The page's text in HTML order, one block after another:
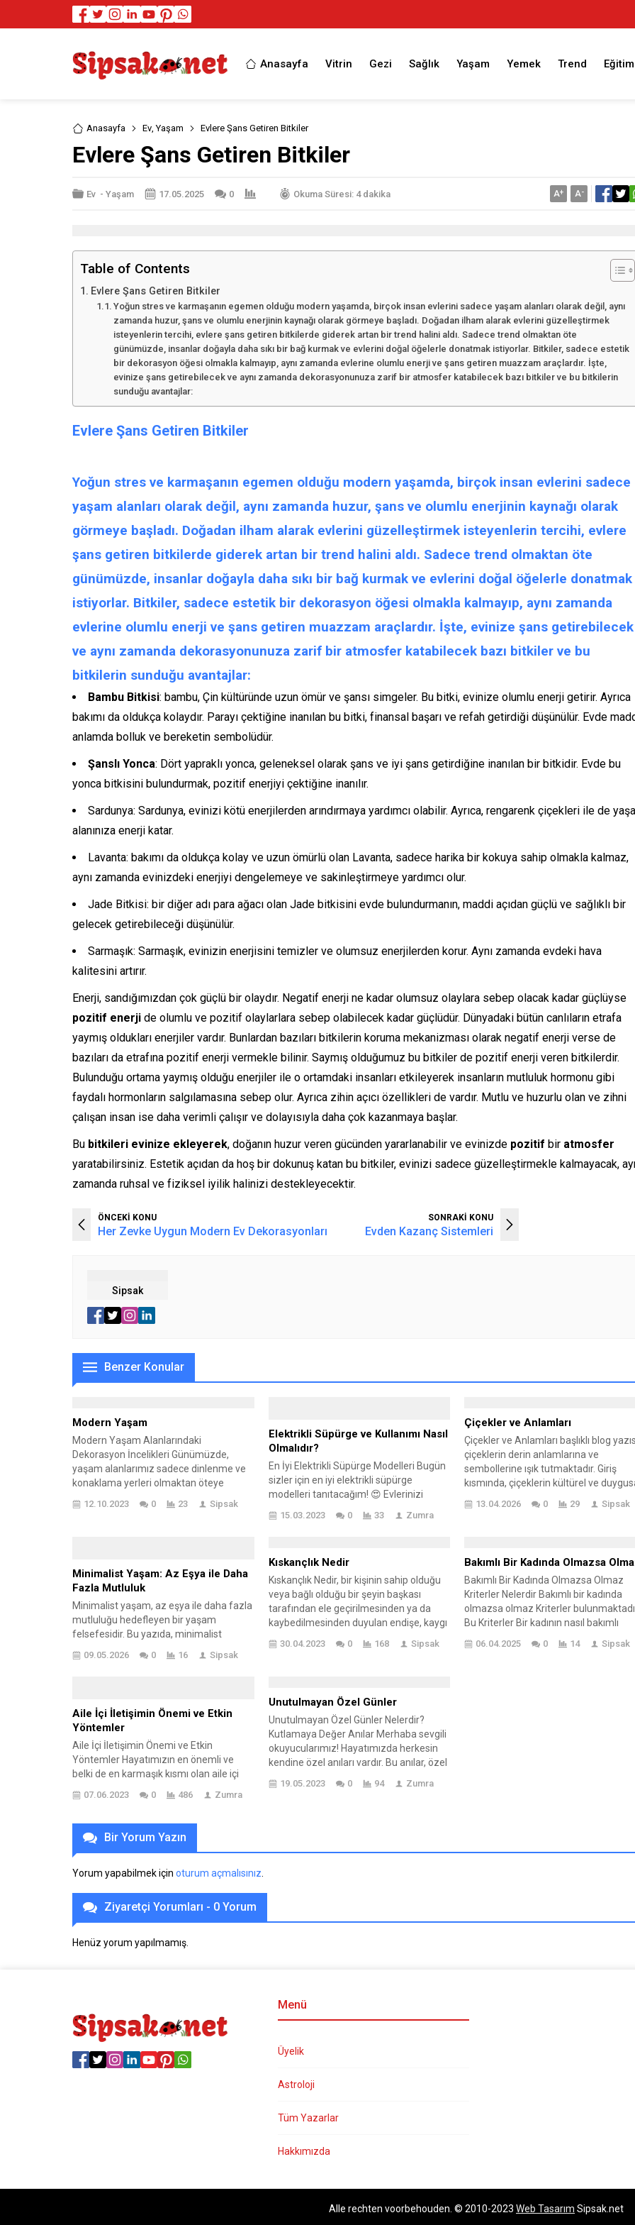
Anasayfa Vitrin Gezi Sağlık Yaşam Yemek Trend Eğitim
Anasayfa Ev,Yaşam Evlere Şans Getiren Bitkiler
Evlere Şans Getiren Bitkiler
Ev - Yaşam 17.05.2025 0 Okuma Süresi: 4 dakika A+ A-
Table of Contents
Evlere Şans Getiren Bitkiler
Yoğun stres ve karmaşanın egemen olduğu modern yaşamda, birçok insan evlerini sadece yaşam alanları olarak değil, aynı
zamanda huzur, şans ve olumlu enerjinin kaynağı olarak görmeye başladı. Doğadan ilham alarak evlerini güzelleştirmek
isteyenlerin tercihi, evlere şans getiren bitkilerde giderek artan bir trend halini aldı. Sadece trend olmaktan öte
günümüzde, insanlar doğayla daha sıkı bir bağ kurmak ve evlerini doğal öğelerle donatmak istiyorlar. Bitkiler, sadece estetik
bir dekorasyon öğesi olmakla kalmayıp, aynı zamanda evlerine olumlu enerji ve şans getiren muazzam araçlardır. İşte,
evinize şans getirebilecek ve aynı zamanda dekorasyonunuza zarif bir atmosfer katabilecek bazı bitkiler ve bu bitkilerin
sunduğu avantajlar:
Evlere Şans Getiren Bitkiler
Yoğun stres ve karmaşanın egemen olduğu modern yaşamda, birçok insan evlerini sadece
yaşam alanları olarak değil, aynı zamanda huzur, şans ve olumlu enerjinin kaynağı olarak
görmeye başladı. Doğadan ilham alarak evlerini güzelleştirmek isteyenlerin tercihi, evlere
şans getiren bitkilerde giderek artan bir trend halini aldı. Sadece trend olmaktan öte
günümüzde, insanlar doğayla daha sıkı bir bağ kurmak ve evlerini doğal öğelerle donatmak
istiyorlar. Bitkiler, sadece estetik bir dekorasyon öğesi olmakla kalmayıp, aynı zamanda
evlerine olumlu enerji ve şans getiren muazzam araçlardır. İşte, evinize şans getirebilecek
ve aynı zamanda dekorasyonunuza zarif bir atmosfer katabilecek bazı bitkiler ve bu
bitkilerin sunduğu avantajlar:
Bambu Bitkisi: bambu, Çin kültüründe uzun ömür ve şansı simgeler. Bu bitki, evinize olumlu enerji getirir. Ayrıca
bakımı da oldukça kolaydır. Parayı çektiğine inanılan bu bitki, finansal başarı ve refah getirdiği düşünülür. Evde
anlamda bolluk ve bereketin sembolüdür.
Şanslı Yonca: Dört yapraklı yonca, geleneksel olarak şans ve iyi şans getirdiğine inanılan bir bitkidir. Evde bu
yonca bitkisini bulundurmak, pozitif enerjiyi çektiğine inanılır.
Sardunya: Sardunya, evinizi kötü enerjilerden arındırmaya yardımcı olabilir. Ayrıca, rengarenk çiçekleri ile de
alanınıza enerji katar.
Lavanta: bakımı da oldukça kolay ve uzun ömürlü olan Lavanta, sadece harika bir kokuya sahip olmakla kalmaz,
aynı zamanda evinizdeki enerjiyi dengelemeye ve sakinleştirmeye yardımcı olur.
Jade Bitkisi: bir diğer adı para ağacı olan Jade bitkisini evde bulundurmanın, maddi açıdan güçlü ve sağlıklı bir
gelecek getirebileceği düşünülür.
Sarmaşık: Sarmaşık, evinizin enerjisini temizler ve olumsuz enerjilerden korur. Aynı zamanda evdeki hava
kalitesini artırır.
Enerji, sandığımızdan çok güçlü bir olaydır. Negatif enerji ne kadar olumsuz olaylara sebep olacak kadar güçlüyse
pozitif enerji de olumlu ve pozitif olaylarlara sebep olabilecek kadar güçlüdür. Dünyadaki bütün canlıların etrafa
yaymış oldukları enerjiler vardır. Bunlardan bazıları bitkilerin koruma mekanizması olarak negatif enerji verse de
bazıları da etrafına pozitif enerji vermekle bilinir. Saymış olduğumuz bu bitkiler de pozitif enerji veren bitkilerdir.
Bulunduğu ortama yaymış olduğu enerjiler ile o ortamdaki insanları etkileyerek insanların mutluluk hormonu gibi
faydalı hormonların salgılamasına sebep olur. Ayrıca zihin açıcı özellikleri de vardır. Mutlu ve huzurlu olan ve zihni
çalışan insan ise daha verimli çalışır ve dolayısıyla daha çok kazanmaya başlar.
Bu bitkileri evinize ekleyerek, doğanın huzur veren gücünden yararlanabilir ve evinizde pozitif bir atmosfer
yaratabilirsiniz. Estetik açıdan da hoş bir dokunuş katan bu bitkiler, evinizi sadece güzelleştirmekle kalmayacak,
zamanda ruhsal ve fiziksel iyilik halinizi destekleyecektir.
ÖNCEKİ KONU
Her Zevke Uygun Modern Ev Dekorasyonları
SONRAKİ KONU
Evden Kazanç Sistemleri
Sipsak
Benzer Konular
Modern Yaşam
Modern Yaşam Alanlarındaki
Dekorasyon İncelikleri Günümüzde,
yaşam alanlarımız sadece dinlenme ve
konaklama yerleri olmaktan öteye
birer cennet haline getirmemizi ve
yaşam alanlarının dekorasyonu sadece
görsel bir şölen sunmakla kalmayıp aynı
12.10.2023 0 23 Sipsak
Elektrikli Süpürge ve Kullanımı Nasıl
Olmalıdır?
En İyi Elektrikli Süpürge Modelleri Bugün
sizler için en iyi elektrikli süpürge
modelleri tanıtacağım! 😍 Evlerinizi
süpürgeyi seçmek önemlidir. İşte sizin
elektrikli süpürge sektörünün lider
isimlerinden biridir. V11 Absolute modeli,
güçlü emiş...
15.03.2023 0 33 Zumra
Çiçekler ve Anlamları
Çiçekler ve Anlamları başlıklı blog
çiçeklerin derin anlamlarına ve
sembollerine ışık tutmaktadır. Giriş
kısmında, çiçeklerin kültürel ve
anlamları ve sembolleri üzerinde
edilmesi gereken unsurlar hakkında
pratik bilgiler sunulmaktadır. Sonuç
bölümünde...
13.04.2026 0 29 Sipsak
Minimalist Yaşam: Az Eşya ile Daha
Fazla Mutluluk
Minimalist yaşam, az eşya ile daha fazla
mutluluğu hedefleyen bir yaşam
felsefesidir. Bu yazıda, minimalist
olduğu ele alınmaktadır. Temel ilkeleri
yaşamın birçok avantajı, yaşam alanının
düzenlenmesinden zihinsel
rahatlamaya kadar geniş bir yelpazeyi
kapsar. Ancak, bazı dezavantajları...
09.05.2026 0 16 Sipsak
Kıskançlık Nedir
Kıskançlık Nedir, bir kişinin sahip olduğu
veya bağlı olduğu bir şeyin başkası
tarafından ele geçirilmesinden ya da
kaybedilmesinden duyulan endişe, kaygı
kombinasyonudur. Kıskançlık, romantik
Kıskançlık, bir ilişkideki güven...
30.04.2023 0 168 Sipsak
Bakımlı Bir Kadında Olmazsa
Bakımlı Bir Kadında Olmazsa Olmaz
Kriterler Nelerdir Bakımlı bir kadında
olmazsa olmaz Kriterler
Bu Kriterler Bir kadının nasıl bakımlı
yapacağı ve karşı cins tarafından nasıl
06.04.2025 0 14 Sipsak
Aile İçi İletişimin Önemi ve Etkin
Yöntemler
Aile İçi İletişimin Önemi ve Etkin
Yöntemler Hayatımızın en önemli ve
belki de en karmaşık kısmı olan aile içi
saygıyla birbirine bağlı bireylerden
her bireyin temel ihtiyacı ve hakkıdır.
Ancak bu her zaman kolay olmaz.
Bazen çatışmalar,...
07.06.2023 0 486 Zumra
Unutulmayan Özel Günler
Unutulmayan Özel Günler Nelerdir?
Kutlamaya Değer Anılar Merhaba sevgili
okuyucularımız! Hayatımızda herkesin
kendine özel anıları vardır. Bu anılar, özel
sıradan bir günün içinde
19.05.2023 0 94 Zumra
Bir Yorum Yazın
Yorum yapabilmek için oturum açmalısınız
Ziyaretçi Yorumları - 0 Yorum
Henüz yorum yapılmamış.
Menü
Üyelik
Astroloji
Tüm Yazarlar
Hakkımızda
Alle rechten voorbehouden. © 2010-2023 Web Tasarım Sipsak.net